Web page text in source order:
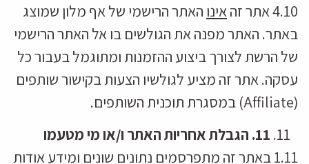
4.10 אתר זה
אינו האתר הרישמי של אף מלון שמוצג
באתר. האתר מפנה את הגולשים בו אל האתר הרישמי
של הרשת לצורך ביצוע ההזמנות ומתוגמל בעבור כל
עסקה. אתר זה מציע לגולשיו הצעות בקישור שותפים
(Affiliate) במסגרת תוכנית השותפים.
11. הגבלת אחריות האתר ו/או מי מטעמו
1.11 באתר זה מתפרסמים נתונים שונים ומידע אודות